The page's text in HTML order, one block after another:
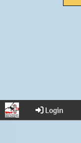
Login